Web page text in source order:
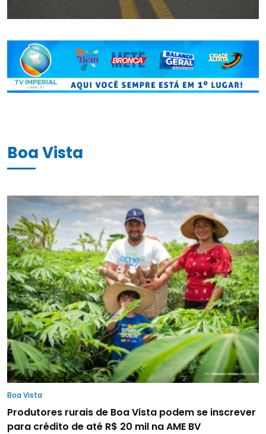
Boa Vista
Boa Vista
Produtores rurais de Boa Vista podem se inscrever
para crédito de até R$ 20 mil na AME BV